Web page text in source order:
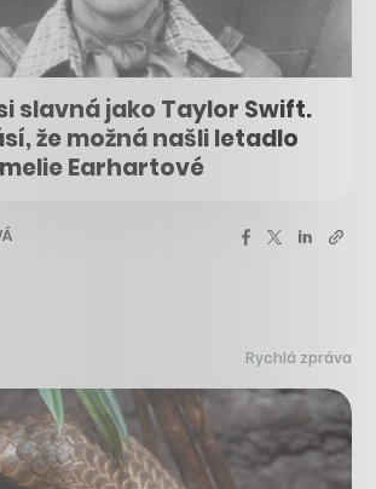
slavná jako Taylor Swift.
že možná našli letadlo
Earhartové
Rychlá zpráva